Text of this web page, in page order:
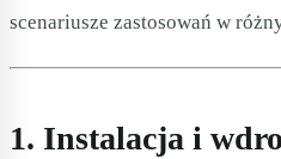
scenariusze zastosowań w
1. Instalacja i